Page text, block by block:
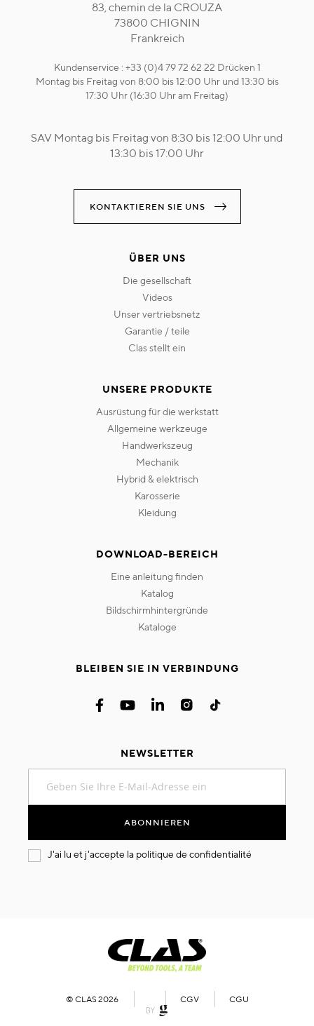
83, chemin de la CROUZA
73800 CHIGNIN
Frankreich
Kundenservice : +33 (0)4 79 72 62 22 Drücken 1
Montag bis Freitag von 8:00 bis 12:00 Uhr und 13:30 bis
17:30 Uhr (16:30 Uhr am Freitag)
SAV Montag bis Freitag von 8:30 bis 12:00 Uhr und
13:30 bis 17:00 Uhr
KONTAKTIEREN SIE UNS
ÜBER UNS
die gesellschaft
videos
unser vertriebsnetz
garantie / teile
clas stellt ein
UNSERE PRODUKTE
ausrüstung für die werkstatt
allgemeine werkzeuge
handwerkszeug
mechanik
hybrid & elektrisch
karosserie
kleidung
DOWNLOAD-BEREICH
eine anleitung finden
katalog
bildschirmhintergründe
kataloge
BLEIBEN SIE IN VERBINDUNG
NEWSLETTER
sich
an:
ABONNIEREN
J'ai lu et j'accepte la politique de confidentialité
© CLAS 2026 CGV CGU